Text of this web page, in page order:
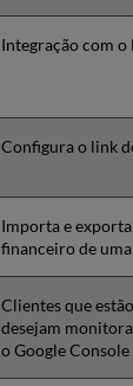
Integração com
Configura o link
Importa e
financeiro de
Clientes que
desejam
o Google